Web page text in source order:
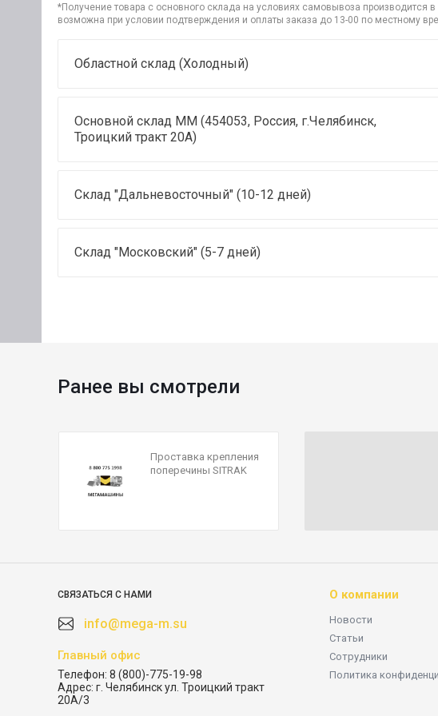
*Получение товара с основного склада на условиях самовывоза производится
возможна при условии подтверждения и оплаты заказа до 13-00 по местному
Областной склад (Холодный)
Основной склад ММ (454053, Россия, г.Челябинск,
Троицкий тракт 20А)
Склад "Дальневосточный" (10-12 дней)
Склад "Московский" (5-7 дней)
Ранее вы смотрели
Проставка крепления
поперечины SITRAK
СВЯЗАТЬСЯ С НАМИ
info@mega-m.su
Главный офис
Телефон: 8 (800)-775-19-98
Адрес: г. Челябинск ул. Троицкий тракт
20А/3
О компании
Новости
Статьи
Сотрудники
Политика